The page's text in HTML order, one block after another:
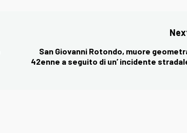
San Giovanni Rotondo, muore
42enne a seguito di un’ incidente